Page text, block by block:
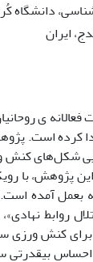
دانشگاه
ایران
است.
شکل‌های کنش
پژوهش، با
سنندج مصاحبه
روابط
کنش­ ورزی